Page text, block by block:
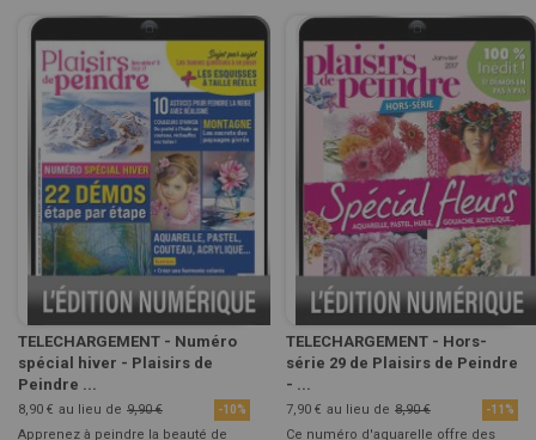
TELECHARGEMENT - Numéro
spécial hiver - Plaisirs de
Peindre ...
8,90 € au lieu de 9,90 € -10%
Apprenez à peindre la beauté de
TELECHARGEMENT - Hors-
série 29 de Plaisirs de Peindre
- ...
7,90 € au lieu de 8,90 € -11%
Ce numéro d'aquarelle offre des